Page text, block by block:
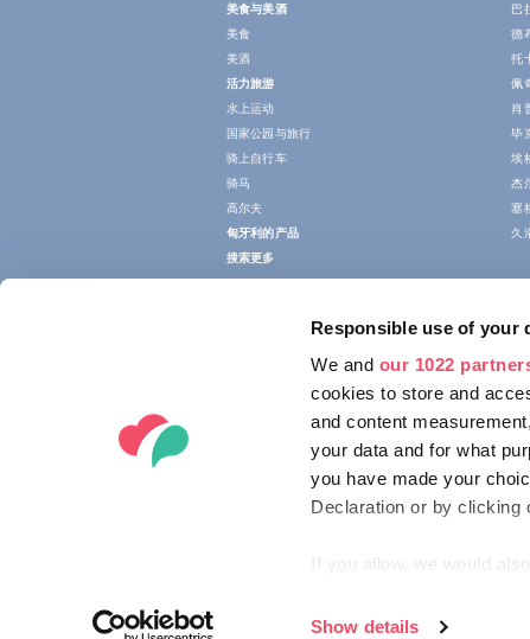
Responsible use of your
We and our 1022
cookies to store and
and content
your data and for what
you have made your
Declaration or by clicking
If you allow, we would also
Identify your device
Show details
美食与美酒
美食
美酒
活力旅游
水上运动
国家公园与旅行
骑上自行车
骑马
高尔夫
匈牙利的产品
搜索更多
巴
德
托
佩
肖
毕
埃
杰
塞
久